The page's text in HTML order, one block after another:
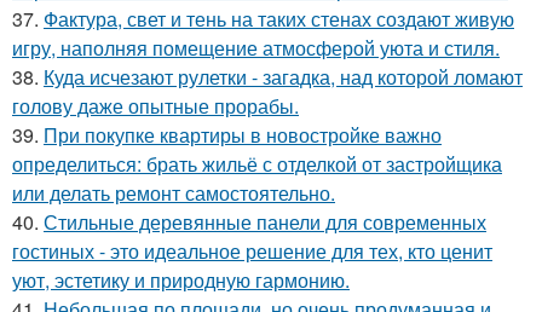
37. Фактура, свет и тень на таких стенах создают живую
игру, наполняя помещение атмосферой уюта и стиля.
38. Куда исчезают рулетки - загадка, над которой ломают
голову даже опытные прорабы.
39. При покупке квартиры в новостройке важно
определиться: брать жильё с отделкой от застройщика
или делать ремонт самостоятельно.
40. Стильные деревянные панели для современных
гостиных - это идеальное решение для тех, кто ценит
уют, эстетику и природную гармонию.